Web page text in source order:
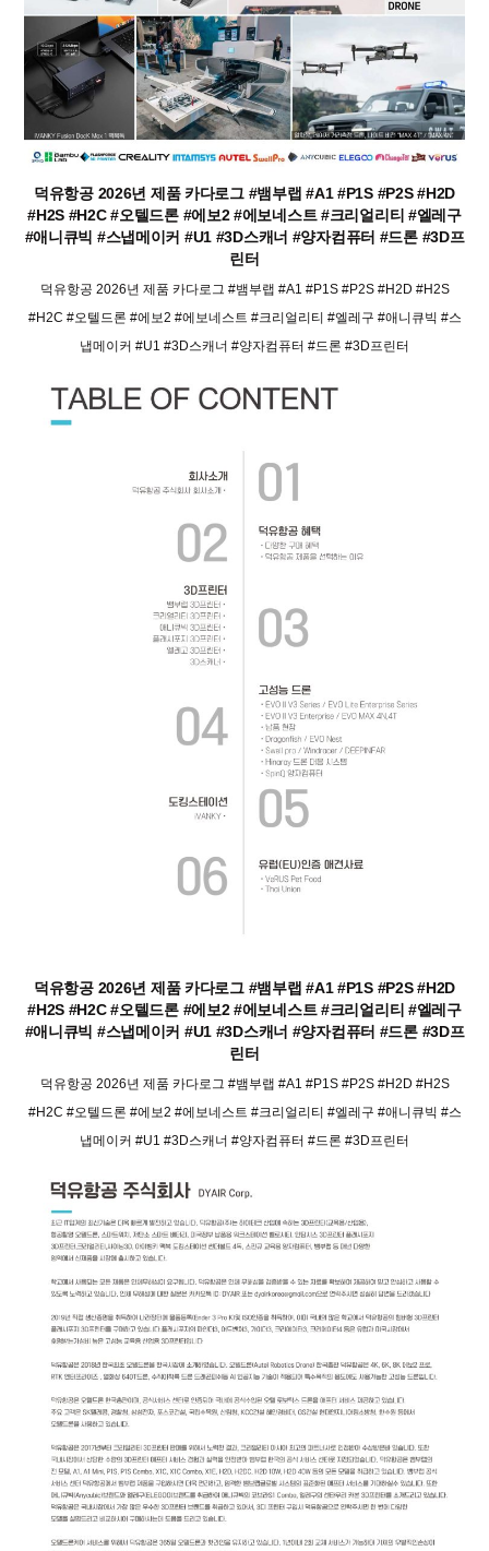
덕유항공 2026년 제품 카다로그 #뱀부랩 #A1 #P1S #P2S #H2D
#H2S #H2C #오텔드론 #에보2 #에보네스트 #크리얼리티 #엘레구
#애니큐빅 #스냅메이커 #U1 #3D스캐너 #양자컴퓨터 #드론 #3D프
린터
덕유항공 2026년 제품 카다로그 #뱀부랩 #A1 #P1S #P2S #H2D #H2S
#H2C #오텔드론 #에보2 #에보네스트 #크리얼리티 #엘레구 #애니큐빅 #스
냅메이커 #U1 #3D스캐너 #양자컴퓨터 #드론 #3D프린터
덕유항공 2026년 제품 카다로그 #뱀부랩 #A1 #P1S #P2S #H2D
#H2S #H2C #오텔드론 #에보2 #에보네스트 #크리얼리티 #엘레구
#애니큐빅 #스냅메이커 #U1 #3D스캐너 #양자컴퓨터 #드론 #3D프
린터
덕유항공 2026년 제품 카다로그 #뱀부랩 #A1 #P1S #P2S #H2D #H2S
#H2C #오텔드론 #에보2 #에보네스트 #크리얼리티 #엘레구 #애니큐빅 #스
냅메이커 #U1 #3D스캐너 #양자컴퓨터 #드론 #3D프린터